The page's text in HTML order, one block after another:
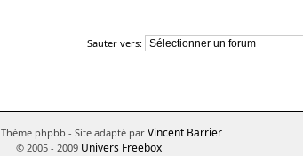
Sauter vers:
Thème phpbb - Site adapté par Vincent Barrier
© 2005 - 2009 Univers Freebox